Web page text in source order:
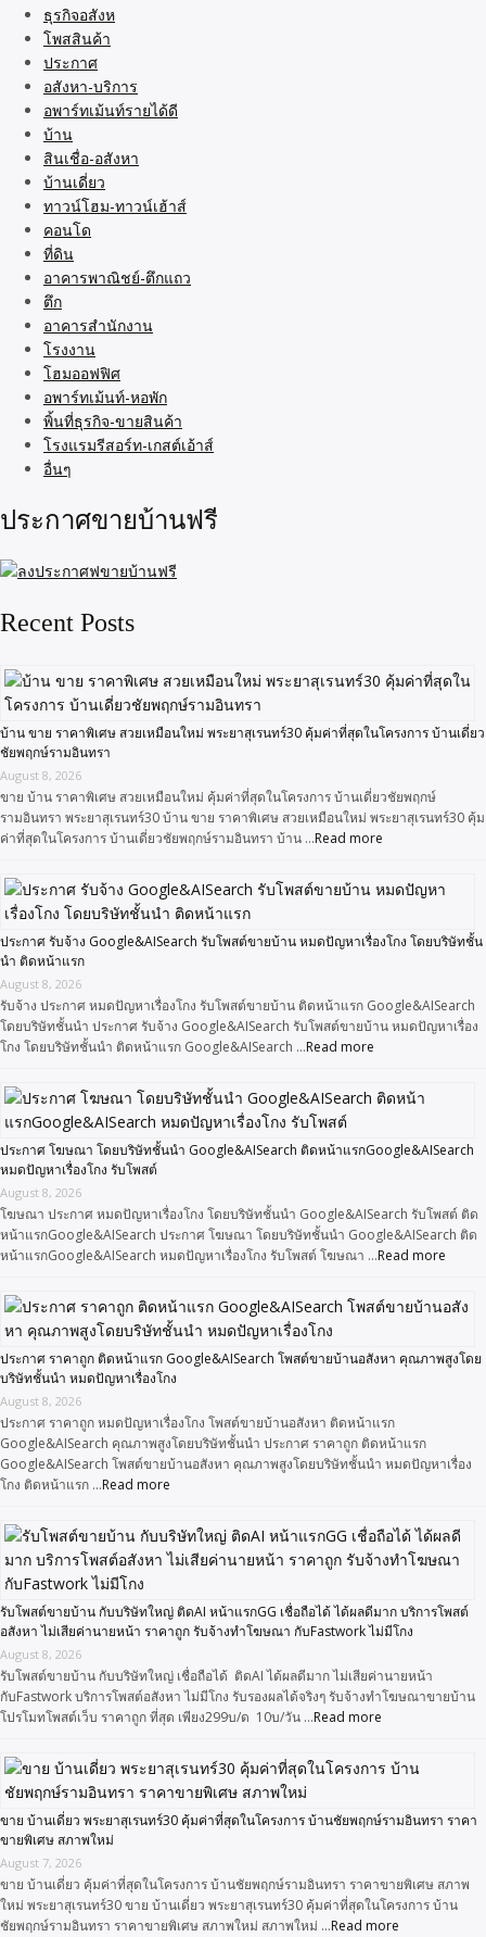
ธุรกิจอสังห
โพสสินค้า
ประกาศ
อสังหา-บริการ
อพาร์ทเม้นท์รายได้ดี
บ้าน
สินเชื่อ-อสังหา
บ้านเดี่ยว
ทาวน์โฮม-ทาวน์เฮ้าส์
คอนโด
ที่ดิน
อาคารพาณิชย์-ตึกแถว
ตึก
อาคารสำนักงาน
โรงงาน
โฮมออฟฟิศ
อพาร์ทเม้นท์-หอพัก
พิ้นที่ธุรกิจ-ขายสินค้า
โรงแรมรีสอร์ท-เกสต์เอ้าส์
อื่นๆ
ประกาศขายบ้านฟรี
Recent Posts
บ้าน ขาย ราคาพิเศษ สวยเหมือนใหม่ พระยาสุเรนทร์30 คุ้มค่าที่สุดในโครงการ บ้านเดี่ยว
ชัยพฤกษ์รามอินทรา
August 8, 2026
ขาย บ้าน ราคาพิเศษ สวยเหมือนใหม่ คุ้มค่าที่สุดในโครงการ บ้านเดี่ยวชัยพฤกษ์
รามอินทรา พระยาสุเรนทร์30 บ้าน ขาย ราคาพิเศษ สวยเหมือนใหม่ พระยาสุเรนทร์30 คุ้ม
ค่าที่สุดในโครงการ บ้านเดี่ยวชัยพฤกษ์รามอินทรา บ้าน …Read more
ประกาศ รับจ้าง Google&AISearch รับโพสต์ขายบ้าน หมดปัญหาเรื่องโกง โดยบริษัทชั้น
นำ ติดหน้าแรก
August 8, 2026
รับจ้าง ประกาศ หมดปัญหาเรื่องโกง รับโพสต์ขายบ้าน ติดหน้าแรก Google&AISearch
โดยบริษัทชั้นนำ ประกาศ รับจ้าง Google&AISearch รับโพสต์ขายบ้าน หมดปัญหาเรื่อง
โกง โดยบริษัทชั้นนำ ติดหน้าแรก Google&AISearch …Read more
ประกาศ โฆษณา โดยบริษัทชั้นนำ Google&AISearch ติดหน้าแรกGoogle&AISearch
หมดปัญหาเรื่องโกง รับโพสต์
August 8, 2026
โฆษณา ประกาศ หมดปัญหาเรื่องโกง โดยบริษัทชั้นนำ Google&AISearch รับโพสต์ ติด
หน้าแรกGoogle&AISearch ประกาศ โฆษณา โดยบริษัทชั้นนำ Google&AISearch ติด
หน้าแรกGoogle&AISearch หมดปัญหาเรื่องโกง รับโพสต์ โฆษณา …Read more
ประกาศ ราคาถูก ติดหน้าแรก Google&AISearch โพสต์ขายบ้านอสังหา คุณภาพสูงโดย
บริษัทชั้นนำ หมดปัญหาเรื่องโกง
August 8, 2026
ประกาศ ราคาถูก หมดปัญหาเรื่องโกง โพสต์ขายบ้านอสังหา ติดหน้าแรก
Google&AISearch คุณภาพสูงโดยบริษัทชั้นนำ ประกาศ ราคาถูก ติดหน้าแรก
Google&AISearch โพสต์ขายบ้านอสังหา คุณภาพสูงโดยบริษัทชั้นนำ หมดปัญหาเรื่อง
โกง ติดหน้าแรก …Read more
รับโพสต์ขายบ้าน กับบริษัทใหญ่ ติดAI หน้าแรกGG เชื่อถือได้ ได้ผลดีมาก บริการโพสต์
อสังหา ไม่เสียค่านายหน้า ราคาถูก รับจ้างทำโฆษณา กับFastwork ไม่มีโกง
August 8, 2026
รับโพสต์ขายบ้าน กับบริษัทใหญ่ เชื่อถือได้ ติดAI ได้ผลดีมาก ไม่เสียค่านายหน้า
กับFastwork บริการโพสต์อสังหา ไม่มีโกง รับรองผลได้จริงๆ รับจ้างทำโฆษณาขายบ้าน
โปรโมทโพสต์เว็บ ราคาถูก ที่สุด เพียง299บ/ด 10บ/วัน …Read more
ขาย บ้านเดี่ยว พระยาสุเรนทร์30 คุ้มค่าที่สุดในโครงการ บ้านชัยพฤกษ์รามอินทรา ราคา
ขายพิเศษ สภาพใหม่
August 7, 2026
ขาย บ้านเดี่ยว คุ้มค่าที่สุดในโครงการ บ้านชัยพฤกษ์รามอินทรา ราคาขายพิเศษ สภาพ
ใหม่ พระยาสุเรนทร์30 ขาย บ้านเดี่ยว พระยาสุเรนทร์30 คุ้มค่าที่สุดในโครงการ บ้าน
ชัยพฤกษ์รามอินทรา ราคาขายพิเศษ สภาพใหม่ สภาพใหม่ …Read more